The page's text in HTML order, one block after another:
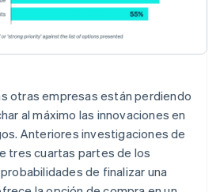
otras empresas están perdiendo
al máximo las innovaciones en
Anteriores investigaciones de
tres cuartas partes de los
de finalizar una